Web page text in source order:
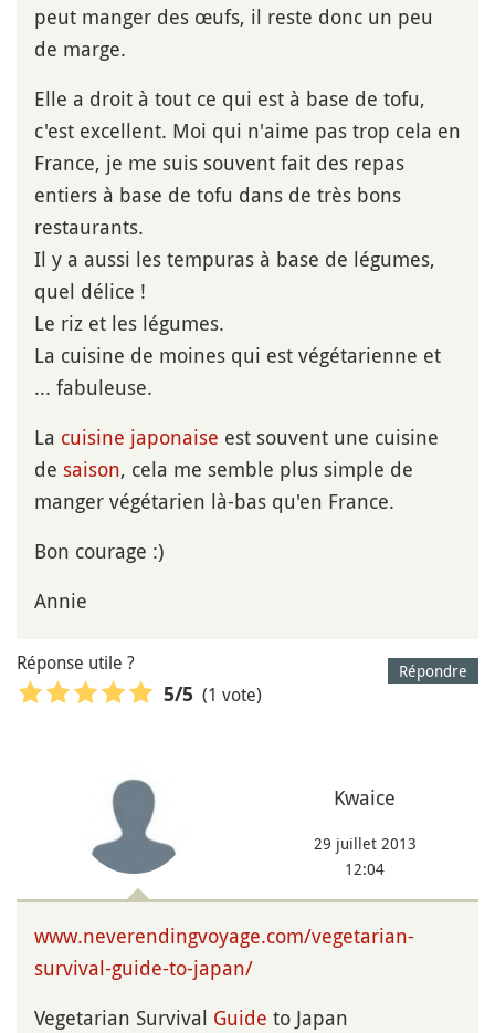
peut manger des œufs, il reste donc un peu
de marge.
Elle a droit à tout ce qui est à base de tofu,
c'est excellent. Moi qui n'aime pas trop cela en
France, je me suis souvent fait des repas
entiers à base de tofu dans de très bons
restaurants.
Il y a aussi les tempuras à base de légumes,
quel délice !
Le riz et les légumes.
La cuisine de moines qui est végétarienne et
... fabuleuse.
La cuisine japonaise est souvent une cuisine
de saison, cela me semble plus simple de
manger végétarien là-bas qu'en France.
Bon courage :)
Annie
Répondre
Réponse utile ?
5/5 (1 vote)
Kwaice
29 juillet 2013
12:04
www.neverendingvoyage.com/vegetarian-
survival-guide-to-japan/
Vegetarian Survival Guide to Japan